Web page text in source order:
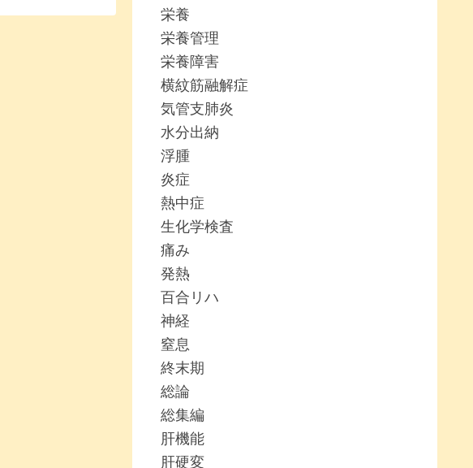
栄養
栄養管理
栄養障害
横紋筋融解症
気管支肺炎
水分出納
浮腫
炎症
熱中症
生化学検査
痛み
発熱
百合リハ
神経
窒息
終末期
総論
総集編
肝機能
肝硬変